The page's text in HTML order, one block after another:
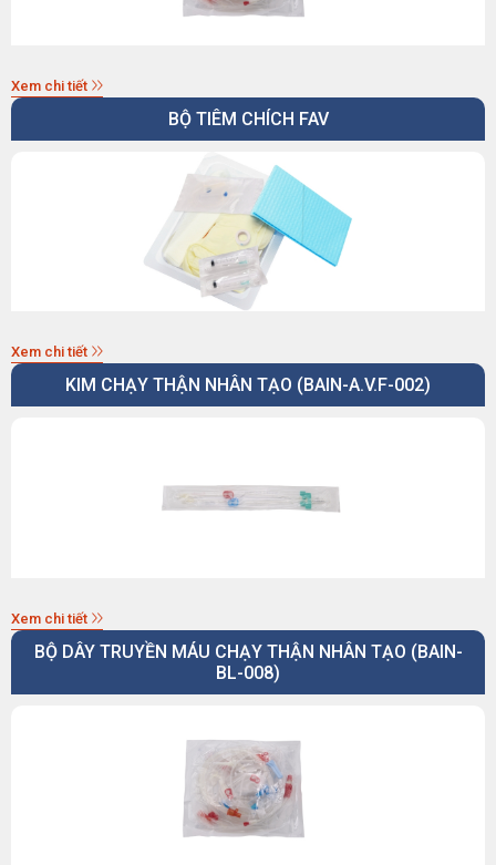
Xem chi tiết
BỘ TIÊM CHÍCH FAV
Xem chi tiết
KIM CHẠY THẬN NHÂN TẠO (BAIN-A.V.F-002)
Xem chi tiết
BỘ DÂY TRUYỀN MÁU CHẠY THẬN NHÂN TẠO (BAIN-
BL-008)